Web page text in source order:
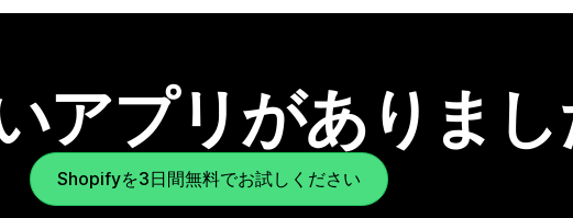
アプリがありまし
Shopifyを3日間無料でお試しください